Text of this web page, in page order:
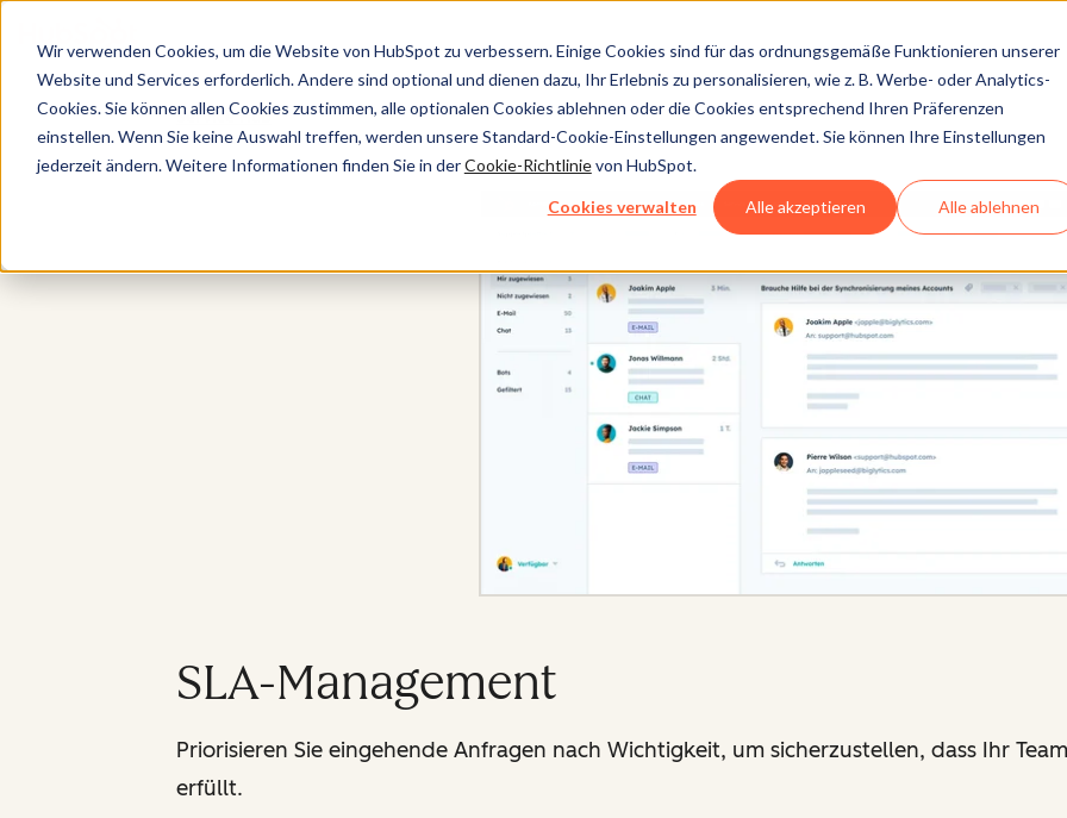
Wir verwenden Cookies, um die Website von HubSpot zu verbessern. Einige Cookies sind für das ordnungsgemäße Funktionieren unserer
Website und Services erforderlich. Andere sind optional und dienen dazu, Ihr Erlebnis zu personalisieren, wie z. B. Werbe- oder Analytics-
Cookies. Sie können allen Cookies zustimmen, alle optionalen Cookies ablehnen oder die Cookies entsprechend Ihren Präferenzen
einstellen. Wenn Sie keine Auswahl treffen, werden unsere Standard-Cookie-Einstellungen angewendet. Sie können Ihre Einstellungen
jederzeit ändern. Weitere Informationen finden Sie in derCookie-Richtlinievon HubSpot.
Cookies verwalten Alle akzeptieren Alle ablehnen
Service Hub
SLA-Management
Priorisieren Sie eingehende Anfragen nach Wichtigkeit, um sicherzustellen, dass Ihr
erfüllt.